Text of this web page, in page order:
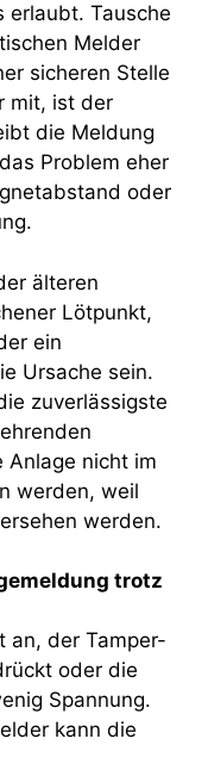
erlaubt. Tausche
Melder
sicheren Stelle
mit, ist der
die Meldung
Problem eher
oder
älteren
Lötpunkt,
ein
Ursache sein.
zuverlässigste
Anlage nicht im
werden, weil
werden.
trotz
an, der Tamper-
oder die
Spannung.
kann die